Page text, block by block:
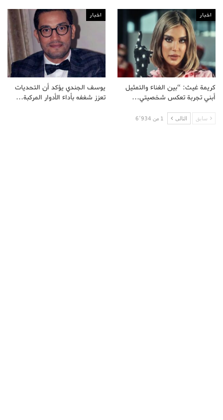
اخبار
كريمة غيث: “بين الغناء والتمثيل
أبني تجربة تعكس شخصيتي…
اخبار
يوسف الجندي يؤكد أن التحديات
تعزز شغفه بأداء الأدوار المركبة…
سابق التالى 1 من 6٬934